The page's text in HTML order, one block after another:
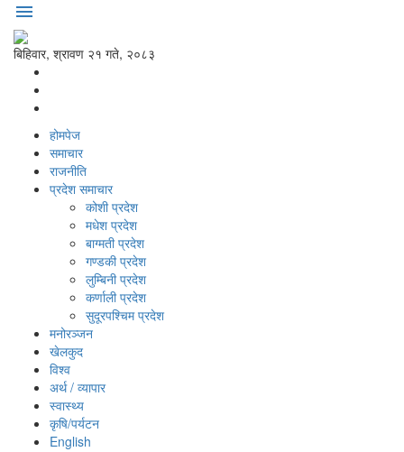
menu
बिहिवार, श्रावण २१ गते, २०८३
होमपेज
समाचार
राजनीति
प्रदेश समाचार
कोशी प्रदेश
मधेश प्रदेश
बाग्मती प्रदेश
गण्डकी प्रदेश
लुम्बिनी प्रदेश
कर्णाली प्रदेश
सुदूरपश्‍चिम प्रदेश
मनोरञ्‍जन
खेलकुद
विश्‍व
अर्थ / व्यापार
स्वास्थ्य
कृषि/पर्यटन
English